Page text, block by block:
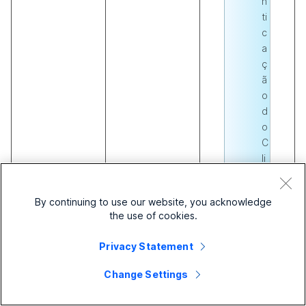
ti
c
a
ç
ã
o
d
o
C
li
t
By continuing to use our website, you acknowledge
the use of cookies.
Privacy Statement
Change Settings